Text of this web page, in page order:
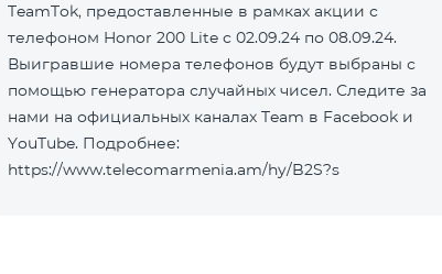
TeamTok, предоставленные в рамках акции с
телефоном Honor 200 Lite с 02.09.24 по 08.09.24.
Выигравшие номера телефонов будут выбраны с
помощью генератора случайных чисел. Следите за
нами на официальных каналах Team в Facebook и
YouTube. Подробнее:
https://www.telecomarmenia.am/hy/B2S?s